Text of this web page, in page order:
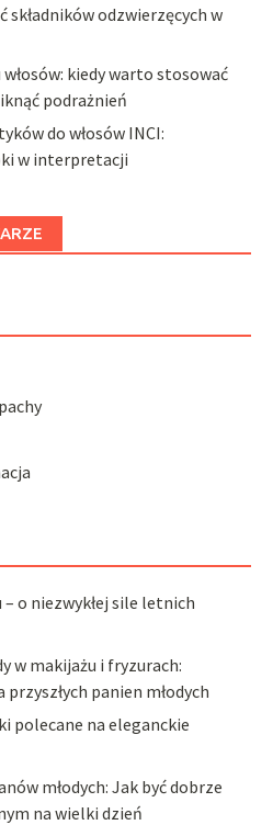
składników odzwierzęcych w
kiedy warto stosować
podrażnień
do włosów INCI:
w interpretacji
– o niezwykłej sile letnich
w makijażu i fryzurach:
przyszłych panien młodych
polecane na eleganckie
młodych: Jak być dobrze
na wielki dzień